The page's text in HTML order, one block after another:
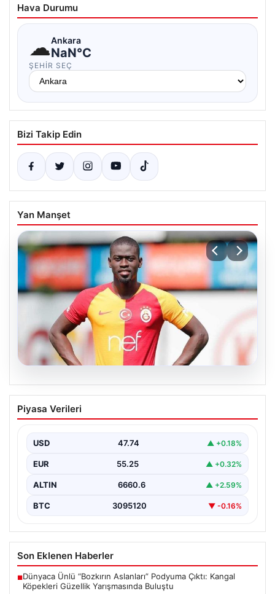
Hava Durumu
☁Ankara
NaN°C
ŞEHIR SEÇ
Bizi Takip Edin
Yan Manşet
07.08.2026
Resmi imzayı attı! Ndiaye’nin yeni
adresi çok şaşırttı
Piyasa Verileri
USD 47.74 ▲ +0.18%
EUR 55.25 ▲ +0.32%
ALTIN 6660.6 ▲ +2.59%
BTC 3095120 ▼ -0.16%
Son Eklenen Haberler
■Dünyaca Ünlü “Bozkırın Aslanları” Podyuma Çıktı: Kangal
Köpekleri Güzellik Yarışmasında Buluştu